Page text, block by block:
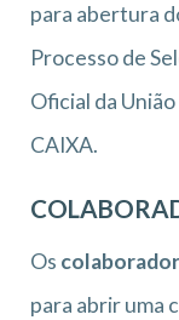
para abertura
Processo de
Oficial da
CAIXA.
Os
para abrir uma